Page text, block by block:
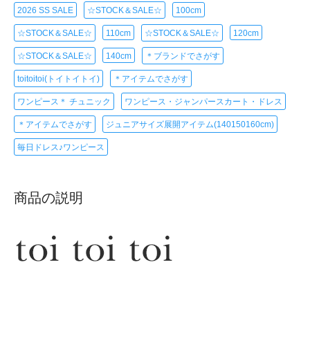
2026 SS SALE ☆STOCK＆SALE☆ 100cm
☆STOCK＆SALE☆ 110cm ☆STOCK＆SALE☆ 120cm
☆STOCK＆SALE☆ 140cm ＊ブランドでさがす
toitoitoi(トイトイトイ) ＊アイテムでさがす
ワンピース＊ チュニック ワンピース・ジャンパースカート・ドレス
＊アイテムでさがす ジュニアサイズ展開アイテム(140150160cm)
毎日ドレス♪ワンピース
商品の説明